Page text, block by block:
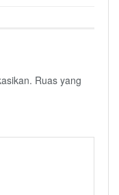
Ruas yang